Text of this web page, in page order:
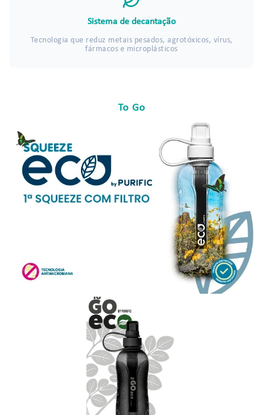
Sistema de decantação
Tecnologia que reduz metais pesados, agrotóxicos, vírus,
fármacos e microplásticos
To Go